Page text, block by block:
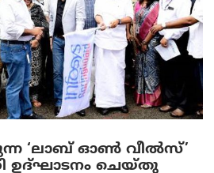
‘ലാബ് ഓൺ വീൽസ്’
ഉദ്ഘാടനം ചെയ്തു